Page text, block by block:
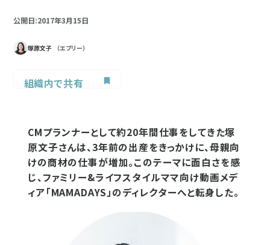
公開日:2017年3月15日
塚原文子 （エブリー）
組織内で共有
CMプランナーとして約20年間仕事をしてきた塚
原文子さんは、3年前の出産をきっかけに、母親向
けの商材の仕事が増加。このテーマに面白さを感
じ、ファミリー&ライフスタイルママ向け動画メデ
ィア「MAMADAYS」のディレクターへと転身した。